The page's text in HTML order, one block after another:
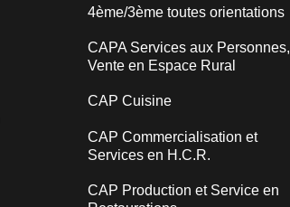
4ème/3ème toutes orientations
CAPA Services aux Personnes,
Vente en Espace Rural
CAP Cuisine
CAP Commercialisation et
Services en H.C.R.
CAP Production et Service en